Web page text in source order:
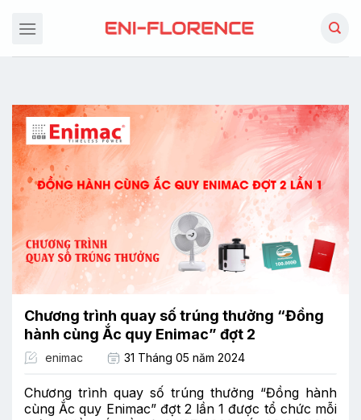
đến
dung
Chương trình quay số trúng thưởng “Đồng
hành cùng Ắc quy Enimac” đợt 2
enimac 31 Tháng 05 năm 2024
Chương trình quay số trúng thưởng “Đồng hành
cùng Ắc quy Enimac” đợt 2 lần 1 được tổ chức mỗi